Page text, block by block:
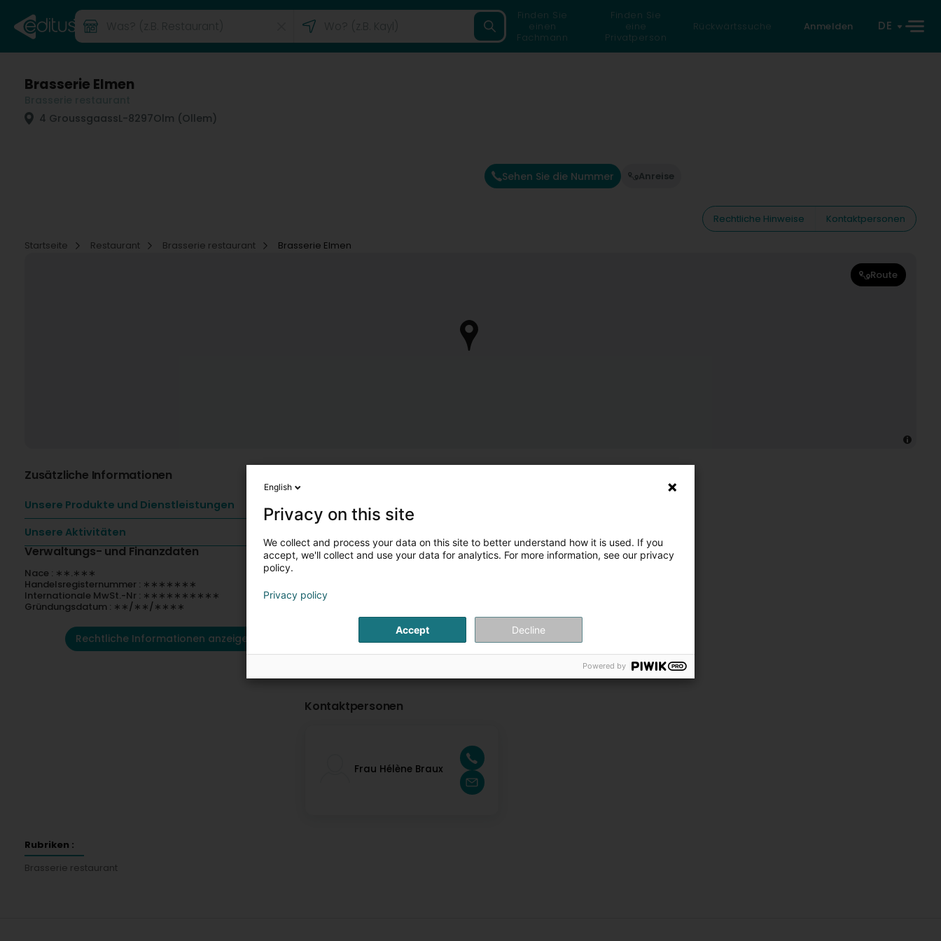
Finden Sie
einen
Fachmann
Finden Sie
eine
Privatperson
Rückwärtssuche Anmelden DE
Brasserie Elmen
4 GroussgaassL-8297Olm (Ollem)
Sehen Sie die Nummer Anreise
Rechtliche Hinweise
Kontaktpersonen
Startseite
Restaurant Brasserie restaurant Brasserie Elmen
Route
Zusätzliche Informationen
Unsere Produkte und Dienstleistungen
Unsere Aktivitäten
Verwaltungs- und Finanzdaten
Nace : ∗∗.∗∗∗
Handelsregisternummer : ∗∗∗∗∗∗∗
Internationale MwSt.-Nr : ∗∗∗∗∗∗∗∗∗∗
Gründungsdatum : ∗∗/∗∗/∗∗∗∗
Rechtliche Informationen anzeigen
Kontaktpersonen
Frau Hélène Braux
Rubriken :
Brasserie restaurant
English
Privacy on this site
We collect and process your data on this site to better understand how it is used. If you
accept, we'll collect and use your data for analytics. For more information, see our privacy
policy.
Privacy policy
Accept Decline
Powered by